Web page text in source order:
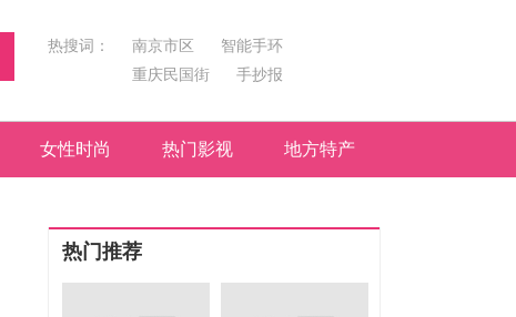
热搜词： 南京市区
智能手环
重庆民国街
手抄报
女性时尚 热门影视 地方特产
热门推荐